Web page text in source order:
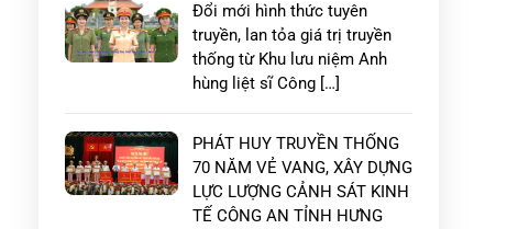
Đổi mới hình thức tuyên
truyền, lan tỏa giá trị truyền
thống từ Khu lưu niệm Anh
hùng liệt sĩ Công […]
PHÁT HUY TRUYỀN THỐNG
70 NĂM VẺ VANG, XÂY DỰNG
LỰC LƯỢNG CẢNH SÁT KINH
TẾ CÔNG AN TỈNH HƯNG